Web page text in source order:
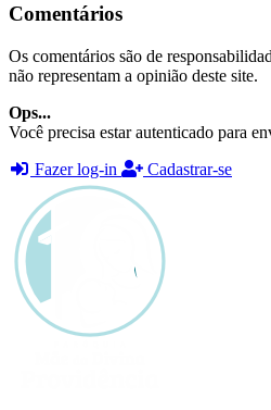
Comentários
Os comentários são de
não representam a opinião deste site.
Ops...
Você precisa estar autenticado para
Fazer log-in
Cadastrar-se